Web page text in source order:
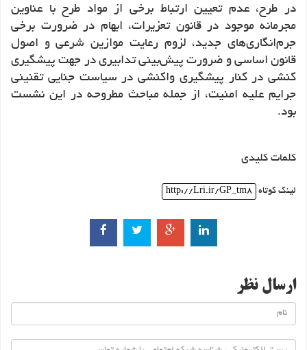
در طرح، عدم تعیین ارتباط برخی از مواد طرح با عناوین
مجرمانه موجود در قانون تعزیرات، ابهام در ضرورت‌ برخی
جرم‌انگاری‌های جدید، لزوم رعایت موازین شرعی و اصول
قانون اساسی و ضرورت پیش‌بینی تدابیری در جهت پیشگیری
کنشی در کنار پیشگیری واکنشی در سیاست جنایی تقنینی
جرایم علیه امنیت، از جمله مباحث مطروحه در این نشست
بود.
کلمات کلیدی
لینک کوتاه http://Lri.ir/GP_tm8
ارسال نظر